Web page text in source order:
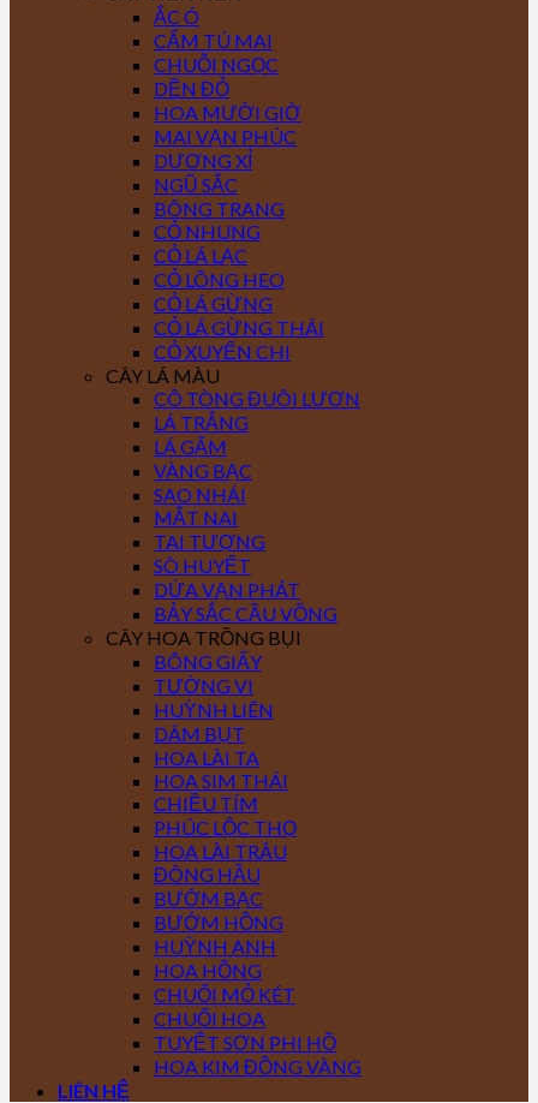
ẮC Ó
CẨM TÚ MAI
CHUỖI NGỌC
DỀN ĐỎ
HOA MƯỜI GIỜ
MAI VẠN PHÚC
DƯƠNG XỈ
NGŨ SẮC
BÔNG TRANG
CỎ NHUNG
CỎ LÁ LẠC
CỎ LÔNG HEO
CỎ LÁ GỪNG
CỎ LÁ GỪNG THÁI
CỎ XUYẾN CHI
CÂY LÁ MÀU
CÔ TÒNG ĐUÔI LƯƠN
LÁ TRẮNG
LÁ GẤM
VÀNG BẠC
SAO NHÁI
MẮT NAI
TAI TƯỢNG
SÒ HUYẾT
DỨA VẠN PHÁT
BẢY SẮC CẦU VỒNG
CÂY HOA TRỒNG BỤI
BÔNG GIẤY
TƯỜNG VI
HUỲNH LIÊN
DÂM BỤT
HOA LÀI TA
HOA SIM THÁI
CHIỀU TÍM
PHÚC LỘC THỌ
HOA LÀI TRÂU
ĐÔNG HẦU
BƯỚM BẠC
BƯỚM HỒNG
HUỲNH ANH
HOA HỒNG
CHUỐI MỎ KÉT
CHUỐI HOA
TUYẾT SƠN PHI HỒ
HOA KIM ĐỒNG VÀNG
LIÊN HỆ